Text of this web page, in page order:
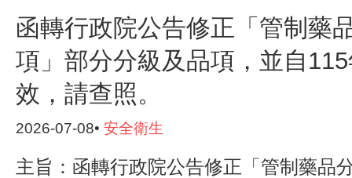
函轉行政院公告修正「管制藥
項」部分分級及品項，並自
效，請查照。
2026-07-08• 安全衛生
主旨：函轉行政院公告修正「管制藥品